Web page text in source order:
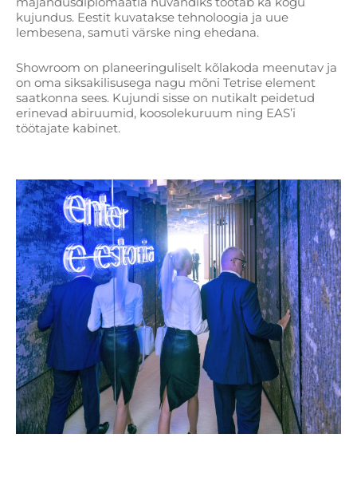
kujundus. Eestit kuvatakse tehnoloogia ja uue
lembesena, samuti värske ning ehedana.
Showroom on planeeringuliselt kõlakoda meenutav ja
on oma siksakilisusega nagu mõni Tetrise element
saatkonna sees. Kujundi sisse on nutikalt peidetud
erinevad abiruumid, koosolekuruum ning EAS’i
töötajate kabinet.